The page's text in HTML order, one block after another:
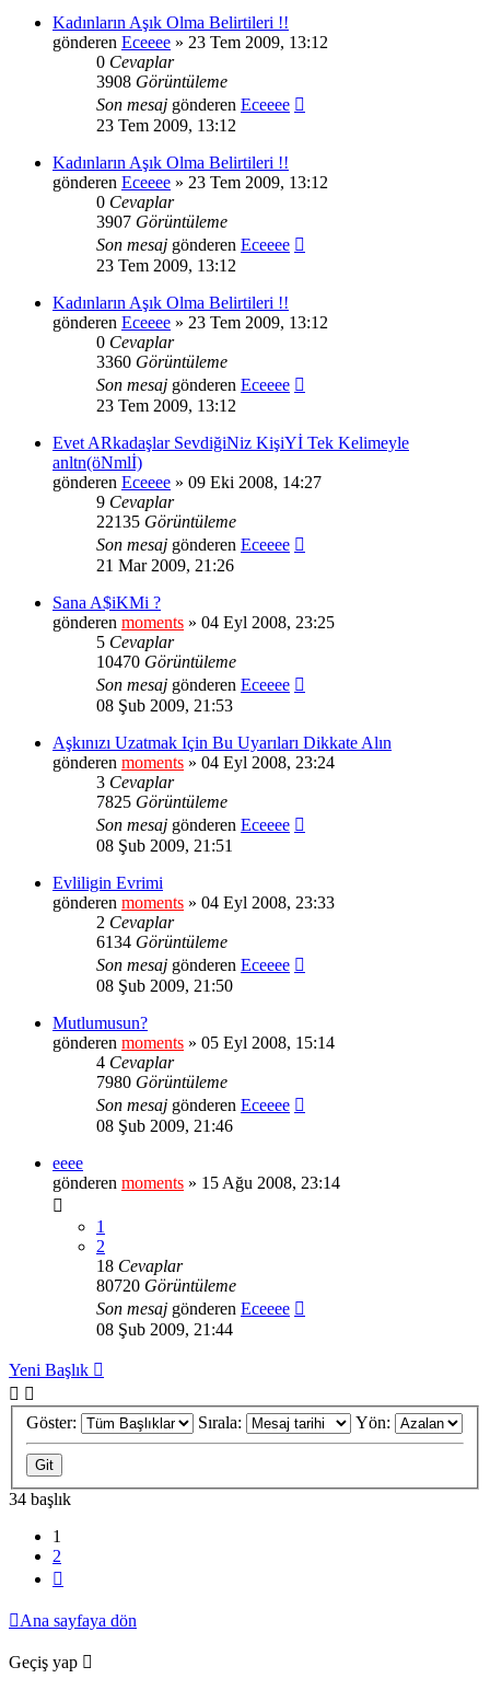
Kadınların Aşık Olma Belirtileri !!
gönderen Eceeee » 23 Tem 2009, 13:12
0 Cevaplar
3908 Görüntüleme
Son mesaj gönderen Eceeee
23 Tem 2009, 13:12
Kadınların Aşık Olma Belirtileri !!
gönderen Eceeee » 23 Tem 2009, 13:12
0 Cevaplar
3907 Görüntüleme
Son mesaj gönderen Eceeee
23 Tem 2009, 13:12
Kadınların Aşık Olma Belirtileri !!
gönderen Eceeee » 23 Tem 2009, 13:12
0 Cevaplar
3360 Görüntüleme
Son mesaj gönderen Eceeee
23 Tem 2009, 13:12
Evet ARkadaşlar SevdiğiNiz KişiYİ Tek Kelimeyle
anltn(öNmlİ)
gönderen Eceeee » 09 Eki 2008, 14:27
9 Cevaplar
22135 Görüntüleme
Son mesaj gönderen Eceeee
21 Mar 2009, 21:26
Sana A$iKMi ?
gönderen moments » 04 Eyl 2008, 23:25
5 Cevaplar
10470 Görüntüleme
Son mesaj gönderen Eceeee
08 Şub 2009, 21:53
Aşkınızı Uzatmak Için Bu Uyarıları Dikkate Alın
gönderen moments » 04 Eyl 2008, 23:24
3 Cevaplar
7825 Görüntüleme
Son mesaj gönderen Eceeee
08 Şub 2009, 21:51
Evliligin Evrimi
gönderen moments » 04 Eyl 2008, 23:33
2 Cevaplar
6134 Görüntüleme
Son mesaj gönderen Eceeee
08 Şub 2009, 21:50
Mutlumusun?
gönderen moments » 05 Eyl 2008, 15:14
4 Cevaplar
7980 Görüntüleme
Son mesaj gönderen Eceeee
08 Şub 2009, 21:46
eeee
gönderen moments » 15 Ağu 2008, 23:14
1
2
18 Cevaplar
80720 Görüntüleme
Son mesaj gönderen Eceeee
08 Şub 2009, 21:44
Yeni Başlık
Göster: Sırala: Yön:
34 başlık
1
2
Ana sayfaya dön
Geçiş yap